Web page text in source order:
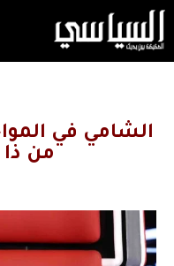
الشامي في
من